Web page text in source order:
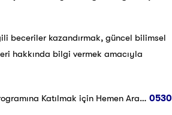
beceriler kazandırmak, güncel bilimsel
hakkında bilgi vermek amacıyla
Katılmak için Hemen Ara… 0530